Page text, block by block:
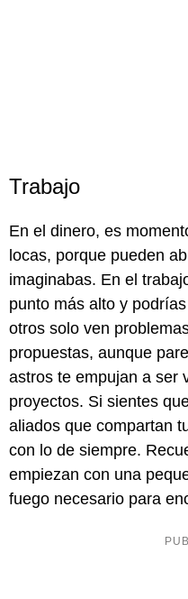
Trabajo
En el dinero, es
locas, porque pueden
imaginabas. En el
punto más alto y
otros solo ven
propuestas, aunque
astros te empujan a ser
proyectos. Si sientes
aliados que compartan
con lo de siempre.
empiezan con una
fuego necesario para